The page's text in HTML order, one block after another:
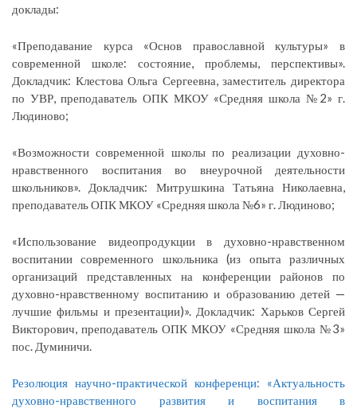
доклады:
«Преподавание курса «Основ православной культуры» в
современной школе: состояние, проблемы, перспективы».
Докладчик: Клестова Ольга Сергеевна, заместитель директора
по УВР, преподаватель ОПК МКОУ «Средняя школа №2» г.
Людиново;
«Возможности современной школы по реализации духовно-
нравственного воспитания во внеурочной деятельности
школьников». Докладчик: Митрушкина Татьяна Николаевна,
преподаватель ОПК МКОУ «Средняя школа №6» г. Людиново;
«Использование видеопродукции в духовно-нравственном
воспитании современного школьника (из опыта различных
организаций представленных на конференции районов по
духовно-нравственному воспитанию и образованию детей —
лучшие фильмы и презентации)». Докладчик: Харьков Сергей
Викторович, преподаватель ОПК МКОУ «Средняя школа №3»
пос. Думиничи.
Резолюция научно-практической конференци: «Актуальность
духовно-нравственного развития и воспитания в